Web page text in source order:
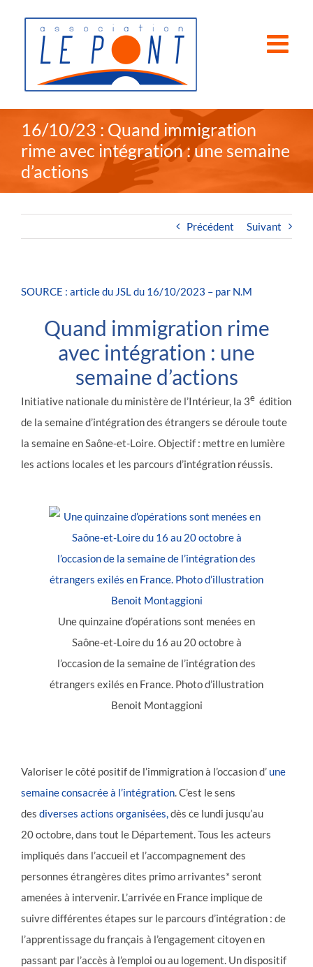
16/10/23 : Quand immigration
rime avec intégration : une semaine
d’actions
Précédent Suivant
SOURCE : article du JSL du 16/10/2023 – par N.M
Quand immigration rime
avec intégration : une
semaine d’actions
Initiative nationale du ministère de l’Intérieur, la 3e édition
de la semaine d’intégration des étrangers se déroule toute
la semaine en Saône-et-Loire. Objectif : mettre en lumière
les actions locales et les parcours d’intégration réussis.
Une quinzaine d’opérations sont menées en
Saône-et-Loire du 16 au 20 octobre à
l’occasion de la semaine de l’intégration des
étrangers exilés en France. Photo d’illustration
Benoit Montaggioni
Valoriser le côté positif de l’immigration à l’occasion d’ une
semaine consacrée à l’intégration. C’est le sens
des diverses actions organisées,dès ce lundi jusqu’au
20 octobre, dans tout le Département. Tous les acteurs
impliqués dans l’accueil et l’accompagnement des
personnes étrangères dites primo arrivantes* seront
amenées à intervenir. L’arrivée en France implique de
suivre différentes étapes sur le parcours d’intégration : de
l’apprentissage du français à l’engagement citoyen en
passant par l’accès à l’emploi ou au logement. Un dispositif